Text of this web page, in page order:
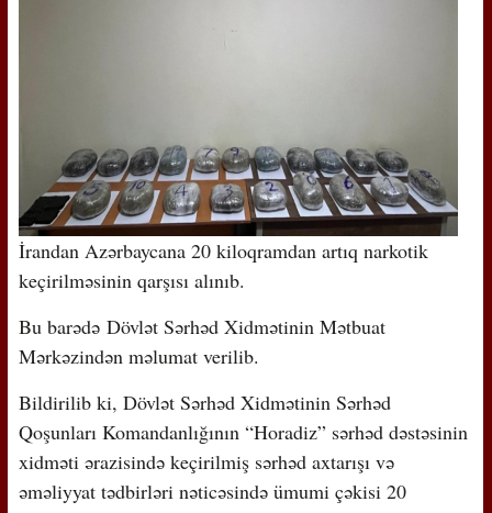
İrandan Azərbaycana 20 kiloqramdan artıq narkotik
keçirilməsinin qarşısı alınıb.
Bu barədə Dövlət Sərhəd Xidmətinin Mətbuat
Mərkəzindən məlumat verilib.
Bildirilib ki, Dövlət Sərhəd Xidmətinin Sərhəd
Qoşunları Komandanlığının “Horadiz” sərhəd dəstəsinin
xidməti ərazisində keçirilmiş sərhəd axtarışı və
əməliyyat tədbirləri nəticəsində ümumi çəkisi 20